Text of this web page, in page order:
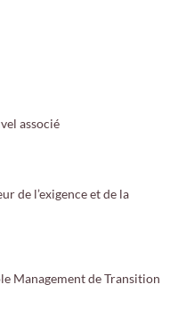
associé
de l’exigence et de la
Management de Transition